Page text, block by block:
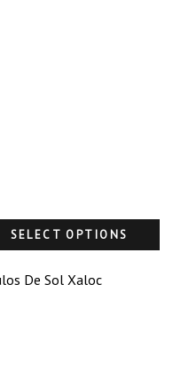
SELECT OPTIONS
De Sol Xaloc